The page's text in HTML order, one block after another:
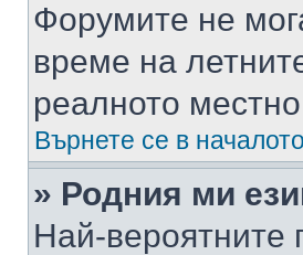
Форумите не
време на
реалното
Върнете се в началото
» Родния ми
Най-вероятните